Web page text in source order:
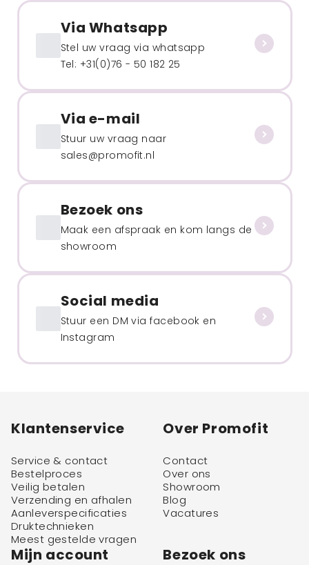
Via Whatsapp
Stel uw vraag via whatsapp
Tel: +31(0)76 - 50 182 25
Via e-mail
Stuur uw vraag naar
sales@promofit.nl
Bezoek ons
Maak een afspraak en kom langs de
showroom
Social media
Stuur een DM via facebook en
Instagram
Klantenservice
Service & contact
Bestelproces
Veilig betalen
Verzending en afhalen
Aanleverspecificaties
Druktechnieken
Meest gestelde vragen
Over Promofit
Contact
Over ons
Showroom
Blog
Vacatures
Mijn account Bezoek ons